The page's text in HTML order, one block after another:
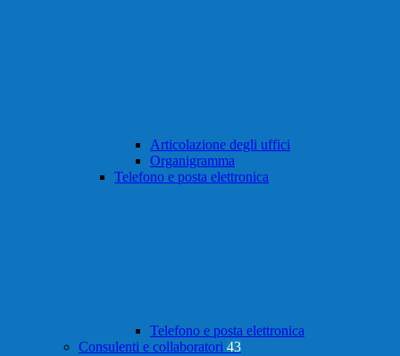
Articolazione degli uffici
Organigramma
Telefono e posta elettronica
Telefono e posta elettronica
Consulenti e collaboratori 43